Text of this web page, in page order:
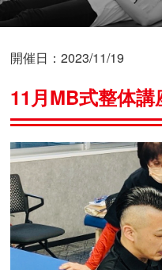
開催日：2023/11/19
11月MB式整体講